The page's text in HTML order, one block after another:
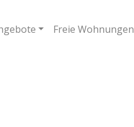
Freie Wohnungen